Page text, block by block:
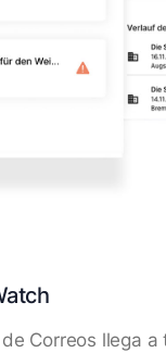
Correos llega a